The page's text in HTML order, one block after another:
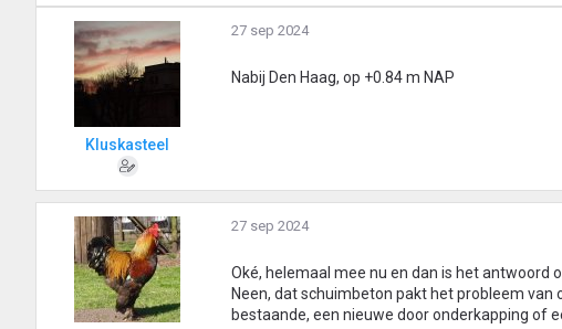
Kluskasteel
27 sep 2024
Nabij Den Haag, op +0.84 m NAP
27 sep 2024
Oké, helemaal mee nu en dan is het antwoord
Neen, dat schuimbeton pakt het probleem
bestaande, een nieuwe door onderkapping of